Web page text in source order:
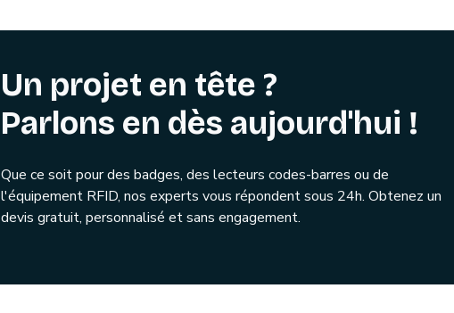
Un projet en tête ?
Parlons en dès aujourd'hui !
Que ce soit pour des badges, des lecteurs codes-barres ou de
l'équipement RFID, nos experts vous répondent sous 24h. Obtenez un
devis gratuit, personnalisé et sans engagement.